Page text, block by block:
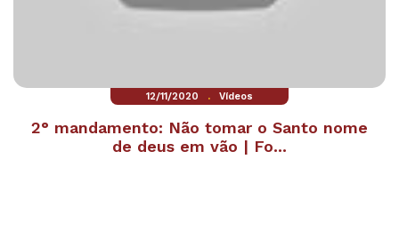
12/11/2020 . Vídeos
2° mandamento: Não tomar o Santo nome
de deus em vão | Fo...